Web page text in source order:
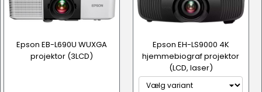
Epson EB-L690U WUXGA
projektor (3LCD)
Epson EH-LS9000 4K
hjemmebiograf projektor
(LCD, laser)